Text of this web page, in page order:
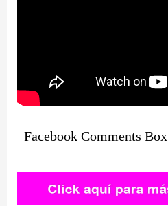
Facebook Comments Box